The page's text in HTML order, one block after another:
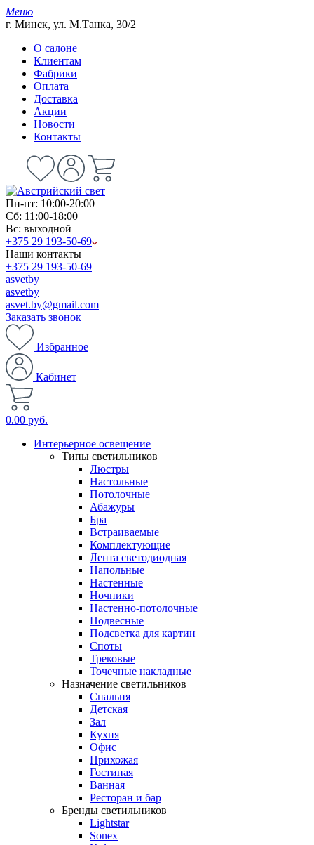
Меню
г. Минск, ул. М.Танка, 30/2
О салоне
Клиентам
Фабрики
Оплата
Доставка
Акции
Новости
Контакты
Пн-пт: 10:00-20:00
Сб: 11:00-18:00
Вс: выходной
+375 29 193-50-69
Наши контакты
+375 29 193-50-69
asvetby
asvetby
asvet.by@gmail.com
Заказать звонок
Избранное
Кабинет
0.00 руб.
Интерьерное освещение
Типы светильников
Люстры
Настольные
Потолочные
Абажуры
Бра
Встраиваемые
Комплектующие
Лента светодиодная
Напольные
Настенные
Ночники
Настенно-потолочные
Подвесные
Подсветка для картин
Споты
Трековые
Точечные накладные
Назначение светильников
Спальня
Детская
Зал
Кухня
Офис
Прихожая
Гостиная
Ванная
Ресторан и бар
Бренды светильников
Lightstar
Sonex